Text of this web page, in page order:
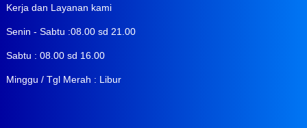
Kerja dan Layanan kami
Senin - Sabtu :08.00 sd 21.00
Sabtu : 08.00 sd 16.00
Minggu / Tgl Merah : Libur